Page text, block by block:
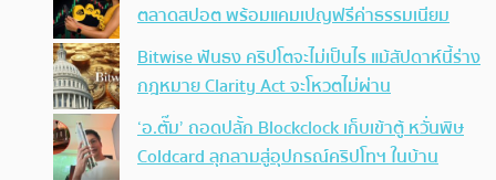
ตลาดสปอต พร้อมแคมเปญฟรีค่าธรรมเนียม
Bitwise ฟันธง คริปโตจะไม่เป็นไร แม้สัปดาห์นี้ร่าง
กฎหมาย Clarity Act จะโหวตไม่ผ่าน
‘อ.ตั๊ม’ ถอดปลั้ก Blockclock เก็บเข้าตู้ หวั่นพิษ
Coldcard ลุกลามสู่อุปกรณ์คริปโทฯ ในบ้าน